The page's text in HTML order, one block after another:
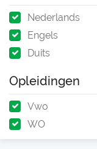
Nederlands
Engels
Duits
Opleidingen
Vwo
WO